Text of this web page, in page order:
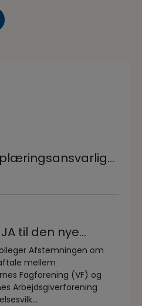
til den nye
Afstemningen om
mellem
Fagforening (VF) og
Arbejdsgiverforening